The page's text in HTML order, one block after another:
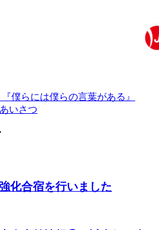
僕らには僕らの言葉がある』
いさつ
化合宿を行いました